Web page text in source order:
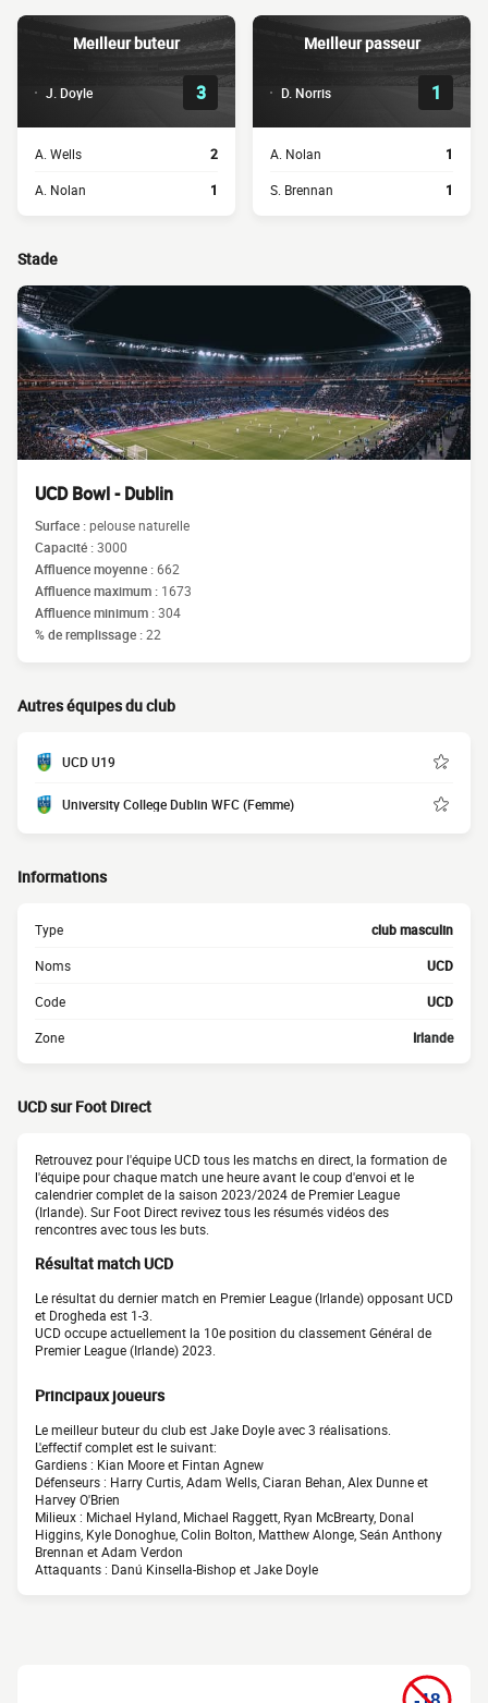
Meilleur buteur
J. Doyle 3
A. Wells 2
A. Nolan 1
Meilleur passeur
D. Norris 1
A. Nolan 1
S. Brennan 1
Stade
UCD Bowl - Dublin
Surface :pelouse naturelle
Capacité :3000
Affluence moyenne :662
Affluence maximum : 1673
Affluence minimum :304
% de remplissage :22
Autres équipes du club
UCD U19
University College Dublin WFC (Femme)
Informations
Type club masculin
Noms UCD
Code UCD
Zone Irlande
UCD sur Foot Direct
Retrouvez pour l'équipe UCD tous les matchs en direct, la formation de
l'équipe pour chaque match une heure avant le coup d'envoi et le
calendrier complet de la saison 2023/2024 de Premier League
(Irlande). Sur Foot Direct revivez tous les résumés vidéos des
rencontres avec tous les buts.
Résultat match UCD
Le résultat du dernier match en Premier League (Irlande) opposant UCD
et Drogheda est 1-3.
UCD occupe actuellement la 10e position du classement Général de
Premier League (Irlande) 2023.
Principaux joueurs
Le meilleur buteur du club est Jake Doyle avec 3 réalisations.
L'effectif complet est le suivant:
Gardiens : Kian Moore et Fintan Agnew
Défenseurs : Harry Curtis, Adam Wells, Ciaran Behan, Alex Dunne et
Harvey O'Brien
Milieux : Michael Hyland, Michael Raggett, Ryan McBrearty, Donal
Higgins, Kyle Donoghue, Colin Bolton, Matthew Alonge, Seán Anthony
Brennan et Adam Verdon
Attaquants : Danú Kinsella-Bishop et Jake Doyle